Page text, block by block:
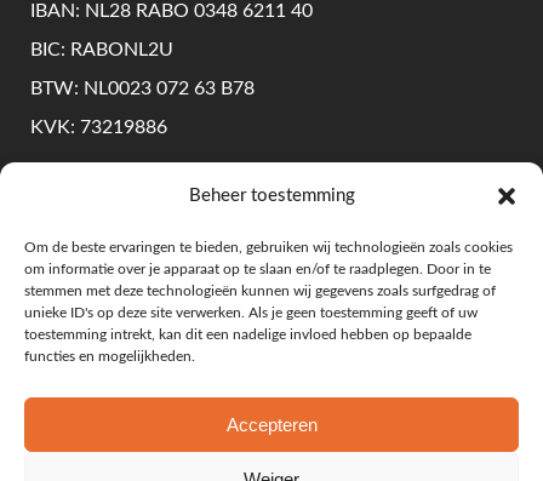
Beheer toestemming
Om de beste ervaringen te bieden, gebruiken wij technologieën zoals cookies
om informatie over je apparaat op te slaan en/of te raadplegen. Door in te
stemmen met deze technologieën kunnen wij gegevens zoals surfgedrag of
unieke ID's op deze site verwerken. Als je geen toestemming geeft of uw
toestemming intrekt, kan dit een nadelige invloed hebben op bepaalde
functies en mogelijkheden.
Accepteren
IBAN: NL28 RABO 0348 6211 40
BIC: RABONL2U
BTW: NL0023 072 63 B78
KVK: 73219886
Levering & Retourneren
Algemene Voorwaarden
Privacy Beleid